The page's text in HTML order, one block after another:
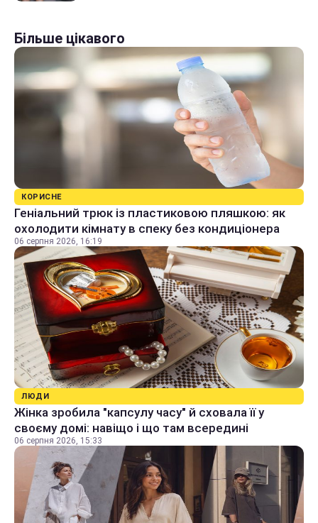
Більше цікавого
КОРИСНЕ
Геніальний трюк із пластиковою пляшкою: як
охолодити кімнату в спеку без кондиціонера
06 серпня 2026, 16:19
ЛЮДИ
Жінка зробила "капсулу часу" й сховала її у
своєму домі: навіщо і що там всередині
06 серпня 2026, 15:33